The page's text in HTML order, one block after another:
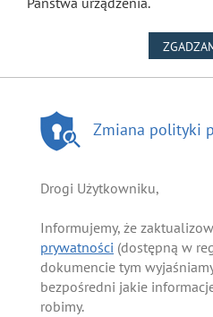
Zmiana polityki
Drogi Użytkowniku,
Informujemy, że
prywatności (dostępną w
dokumencie tym
bezpośredni jakie
robimy.